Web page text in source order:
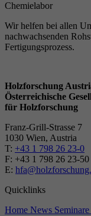
Chemielabor
Wir helfen bei allen
nachwachsenden
Fertigungsprozess.
Holzforschung
Österreichische
für Holzforschung
Franz-Grill-Strasse 7
1030 Wien, Austria
T: +43 1 798 26 23-0
​​F: +43 1 798 26 23-50
E:
Quicklinks
Home News Seminare